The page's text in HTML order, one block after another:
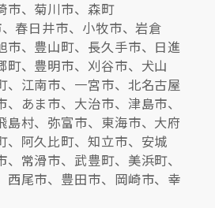
市、菊川市、森町
春日井市、小牧市、岩倉
市、豊山町、長久手市、日進
町、豊明市、刈谷市、犬山
、江南市、一宮市、北名古屋
あま市、大治市、津島市、
島村、弥富市、東海市、大府
、阿久比町、知立市、安城
常滑市、武豊町、美浜町、
西尾市、豊田市、岡崎市、幸